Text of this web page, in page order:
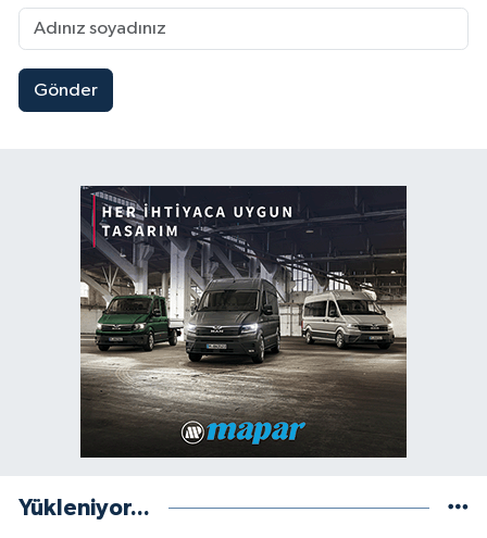
Gönder
Yükleniyor...